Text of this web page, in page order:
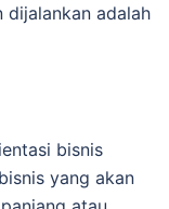
adalah
bisnis
yang akan